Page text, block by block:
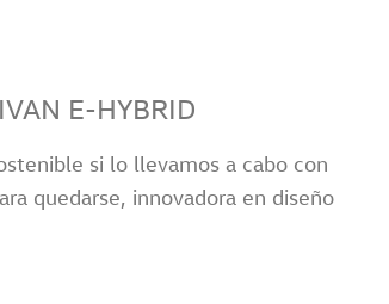
E-HYBRID
si lo llevamos a cabo con
quedarse, innovadora en diseño